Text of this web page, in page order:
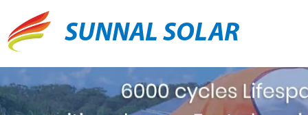
SUNNAL SOLAR